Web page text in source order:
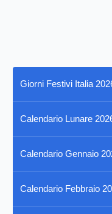
Giorni Festivi Italia
Calendario Lunare
Calendario Gennaio
Calendario Febbraio